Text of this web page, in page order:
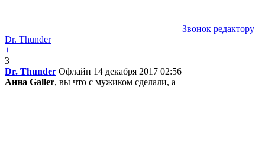
Звонок редактору
Dr. Thunder
+
3
Dr. Thunder Офлайн 14 декабря 2017 02:56
Анна Galler, вы что с мужиком сделали, а